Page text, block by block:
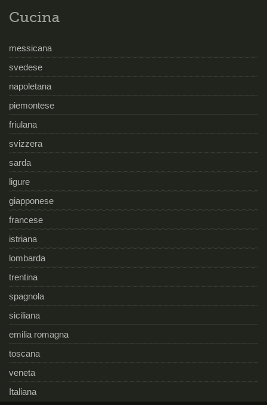
Cucina
messicana
svedese
napoletana
piemontese
friulana
svizzera
sarda
ligure
giapponese
francese
istriana
lombarda
trentina
spagnola
siciliana
emilia romagna
toscana
veneta
Italiana